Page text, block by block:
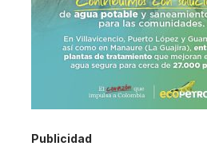
Publicidad